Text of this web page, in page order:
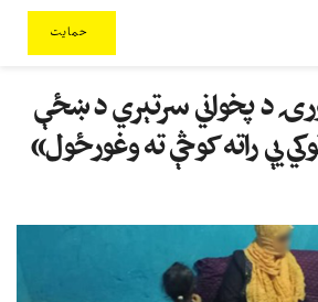
حمایت
د پخواني سرتېري د ښځې
یې راته کوڅې ته وغورځول»